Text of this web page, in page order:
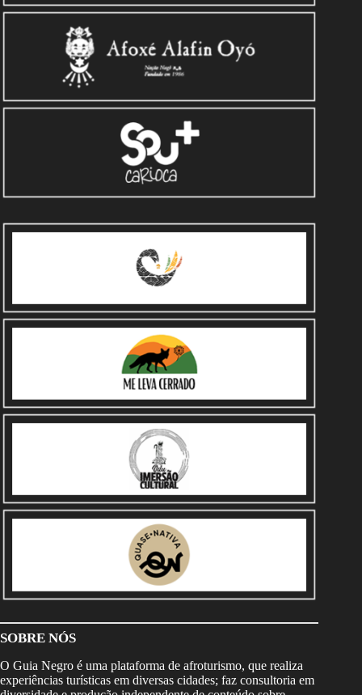
SOBRE NÓS
O Guia Negro é uma plataforma de afroturismo, que realiza
experiências turísticas em diversas cidades; faz consultoria em